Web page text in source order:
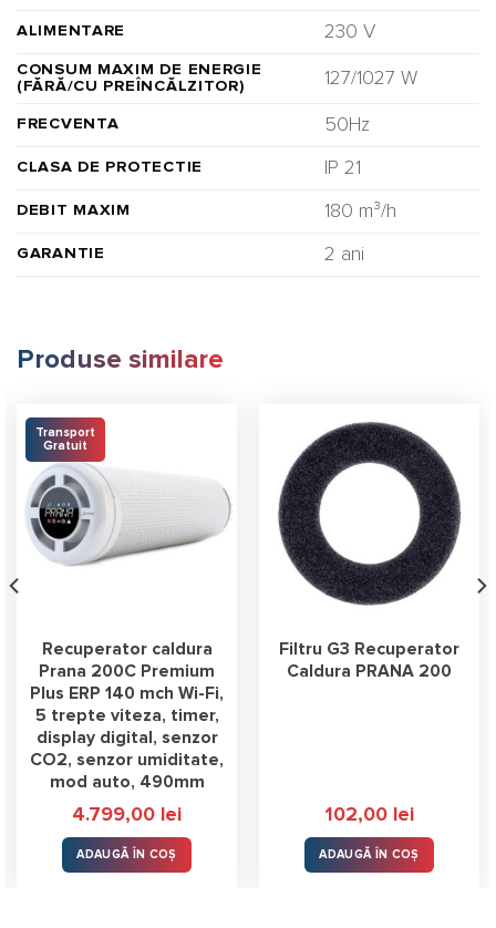
ALIMENTARE 230 V
CONSUM MAXIM DE ENERGIE
(FĂRĂ/CU PREÎNCĂLZITOR)
127/1027 W
FRECVENTA 50Hz
CLASA DE PROTECTIE IP 21
DEBIT MAXIM 180 m³/h
GARANTIE 2 ani
Produse similare
Transport
Gratuit
Recuperator caldura
Prana 200C Premium
Plus ERP 140 mch Wi-Fi,
5 trepte viteza, timer,
display digital, senzor
CO2, senzor umiditate,
mod auto, 490mm
4.799,00 lei
ADAUGĂ ÎN COȘ
Filtru G3 Recuperator
Caldura PRANA 200
102,00 lei
ADAUGĂ ÎN COȘ